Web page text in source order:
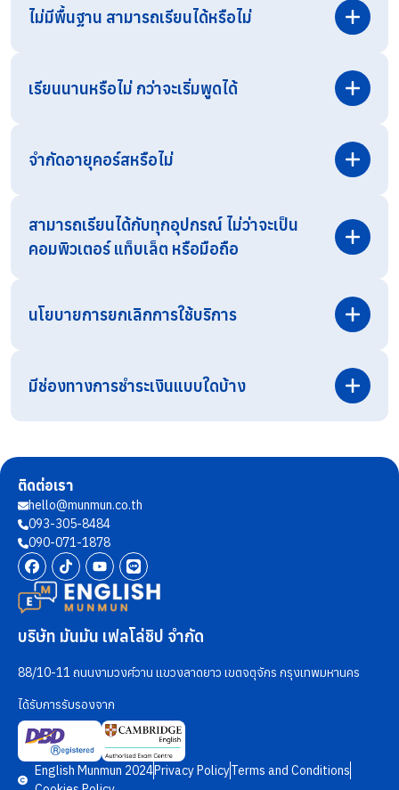
ไม่มีพื้นฐาน สามารถเรียนได้หรือไม่
เรียนนานหรือไม่ กว่าจะเริ่มพูดได้
จำกัดอายุคอร์สหรือไม่
สามารถเรียนได้กับทุกอุปกรณ์ ไม่ว่าจะเป็น
คอมพิวเตอร์ แท็บเล็ต หรือมือถือ
นโยบายการยกเลิกการใช้บริการ
มีช่องทางการชำระเงินแบบใดบ้าง
ติดต่อเรา
hello@munmun.co.th
093-305-8484
090-071-1878
บริษัท มันมัน เฟลโล่ชิป จำกัด
88/10-11 ถนนงามวงศ์วาน แขวงลาดยาว เขตจตุจักร กรุงเทพมหานคร
ได้รับการรับรองจาก
English Munmun 2024Privacy PolicyTerms and Conditions